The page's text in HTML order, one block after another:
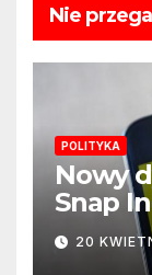
Nie
POLITYKA
Nowy
Snap
20